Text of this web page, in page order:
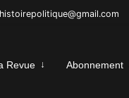
Revue Abonnement